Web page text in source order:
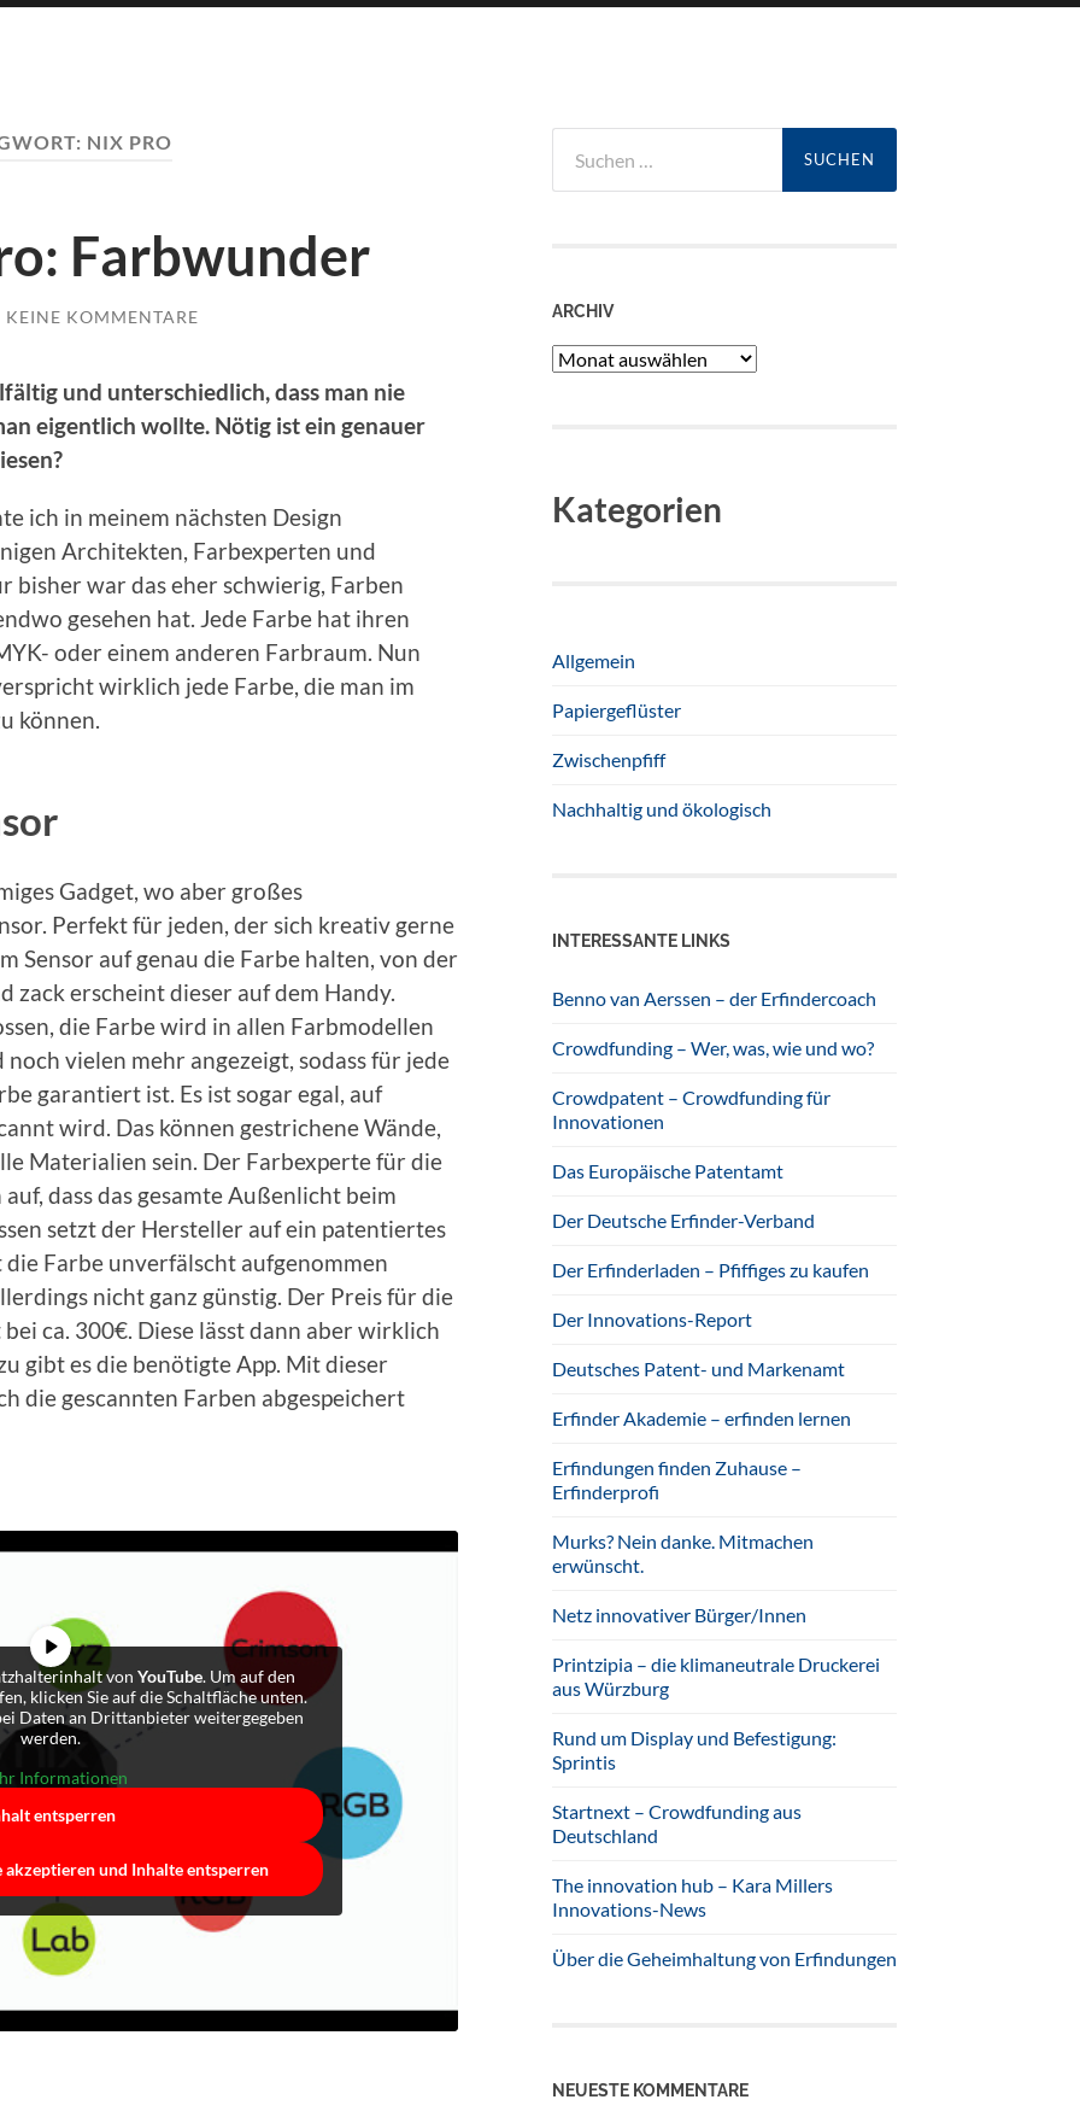
NIX PRO
Farbwunder
KEINE KOMMENTARE
und unterschiedlich, dass man nie
eigentlich wollte. Nötig ist ein genauer
ich in meinem nächsten Design
Architekten, Farbexperten und
bisher war das eher schwierig, Farben
gesehen hat. Jede Farbe hat ihren
oder einem anderen Farbraum. Nun
wirklich jede Farbe, die man im
können.
Gadget, wo aber großes
Perfekt für jeden, der sich kreativ gerne
Sensor auf genau die Farbe halten, von der
zack erscheint dieser auf dem Handy.
die Farbe wird in allen Farbmodellen
noch vielen mehr angezeigt, sodass für jede
garantiert ist. Es ist sogar egal, auf
wird. Das können gestrichene Wände,
Materialien sein. Der Farbexperte für die
dass das gesamte Außenlicht beim
setzt der Hersteller auf ein patentiertes
Farbe unverfälscht aufgenommen
nicht ganz günstig. Der Preis für die
ca. 300€. Diese lässt dann aber wirklich
gibt es die benötigte App. Mit dieser
die gescannten Farben abgespeichert
von YouTube. Um auf den
klicken Sie auf die Schaltfläche unten.
Daten an Drittanbieter weitergegeben
werden.
Informationen
entsperren
und Inhalte entsperren
nach:
ARCHIV
Archiv
Kategorien
Allgemein
Papiergeflüster
Zwischenpfiff
Nachhaltig und ökologisch
INTERESSANTE LINKS
Benno van Aerssen – der Erfindercoach
Crowdfunding – Wer, was, wie und wo?
Crowdpatent – Crowdfunding für
Innovationen
Das Europäische Patentamt
Der Deutsche Erfinder-Verband
Der Erfinderladen – Pfiffiges zu kaufen
Der Innovations-Report
Deutsches Patent- und Markenamt
Erfinder Akademie – erfinden lernen
Erfindungen finden Zuhause –
Erfinderprofi
Murks? Nein danke. Mitmachen
erwünscht.
Netz innovativer Bürger/Innen
Printzipia – die klimaneutrale Druckerei
aus Würzburg
Rund um Display und Befestigung:
Sprintis
Startnext – Crowdfunding aus
Deutschland
The innovation hub – Kara Millers
Innovations-News
Über die Geheimhaltung von Erfindungen
NEUESTE KOMMENTARE